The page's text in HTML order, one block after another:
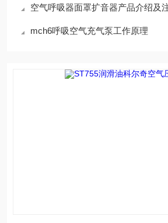
空气呼吸器面罩扩音器产品介绍及
mch6呼吸空气充气泵工作原理